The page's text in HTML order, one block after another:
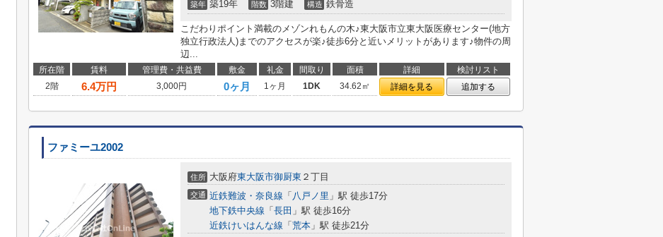
築年 築19年 階数 3階建 構造 鉄骨造
こだわりポイント満載のメゾンれもんの木♪東大阪市立東大阪医療センター(地方
独立行政法人)までのアクセスが楽♪徒歩6分と近いメリットがあります♪物件の周
辺...
所在階 賃料 管理費・共益費 敷金 礼金 間取り 面積 詳細
検討リスト
2階
6.4万円 3,000円 0ヶ月 1ヶ月 1DK 34.62㎡ 詳細を見る 追加する
ファミーユ2002
住所 大阪府東大阪市御厨東 ２丁目
交通 近鉄難波・奈良線 「 八戸ノ里 」駅 徒歩17分
地下鉄中央線 「 長田 」駅 徒歩16分
近鉄けいはんな線 「 荒本 」駅 徒歩21分